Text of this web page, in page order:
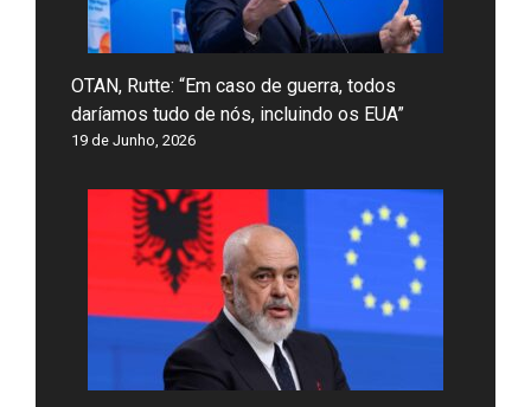
OTAN, Rutte: “Em caso de guerra, todos
daríamos tudo de nós, incluindo os EUA”
19 de Junho, 2026